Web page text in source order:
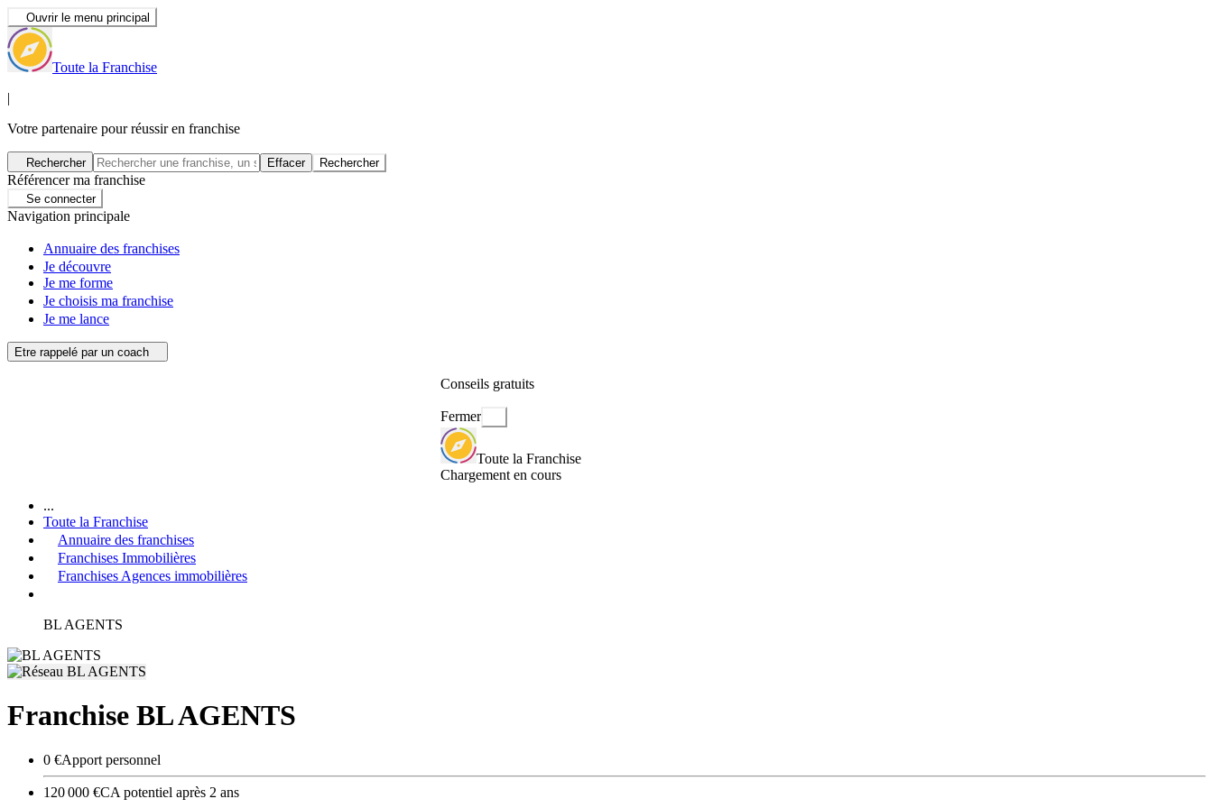
Ouvrir le menu principal
Toute la Franchise
|
Votre partenaire pour réussir en franchise
Rechercher Effacer Rechercher
Référencer ma franchise
Se connecter
Navigation principale
Annuaire des franchises
Je découvre
Je me forme
Je choisis ma franchise
Je me lance
Etre rappelé par un coach
Conseils gratuits
Fermer
Toute la Franchise
Chargement en cours
...
Toute la Franchise
Annuaire des franchises
Franchises Immobilières
Franchises Agences immobilières
BL AGENTS
Franchise BL AGENTS
0 €Apport personnel
120 000 €CA potentiel après 2 ans